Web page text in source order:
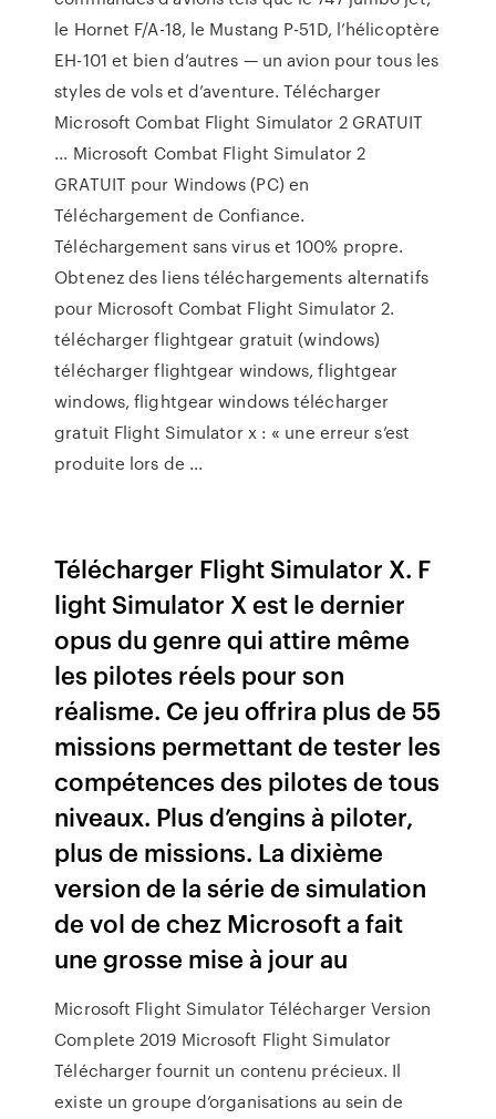
le Hornet F/A-18, le Mustang P-51D, l’hélicoptère
EH-101 et bien d’autres — un avion pour tous les
styles de vols et d’aventure. Télécharger
Microsoft Combat Flight Simulator 2 GRATUIT
... Microsoft Combat Flight Simulator 2
GRATUIT pour Windows (PC) en
Téléchargement de Confiance.
Téléchargement sans virus et 100% propre.
Obtenez des liens téléchargements alternatifs
pour Microsoft Combat Flight Simulator 2.
télécharger flightgear gratuit (windows)
télécharger flightgear windows, flightgear
windows, flightgear windows télécharger
gratuit Flight Simulator x : « une erreur s’est
produite lors de ...
Télécharger Flight Simulator X. F
light Simulator X est le dernier
opus du genre qui attire même
les pilotes réels pour son
réalisme. Ce jeu offrira plus de 55
missions permettant de tester les
compétences des pilotes de tous
niveaux. Plus d’engins à piloter,
plus de missions. La dixième
version de la série de simulation
de vol de chez Microsoft a fait
une grosse mise à jour au
Microsoft Flight Simulator Télécharger Version
Complete 2019 Microsoft Flight Simulator
Télécharger fournit un contenu précieux. Il
existe un groupe d’organisations au sein de